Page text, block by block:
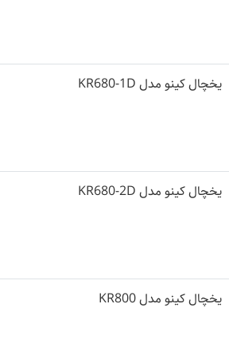
یخچال کینو مدل KR680-1D
یخچال کینو مدل KR680-2D
یخچال کینو مدل KR800